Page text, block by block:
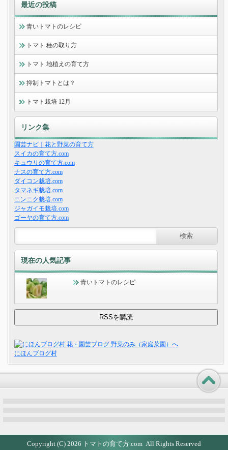
最近の投稿
青いトマトのレシピ
トマト 種の取り方
トマト 地植えの育て方
抑制トマトとは？
トマト栽培 12月
リンク集
園芸ナビ｜花と野菜の育て方
スイカの育て方.com
キュウリの育て方.com
ナスの育て方.com
ダイコン栽培.com
タマネギ栽培.com
ニンニク栽培.com
ジャガイモ栽培.com
ゴーヤの育て方.com
現在の人気記事
青いトマトのレシピ
にほんブログ村
Copyright (C) 2026 トマトの育て方.com All Rights Reserved